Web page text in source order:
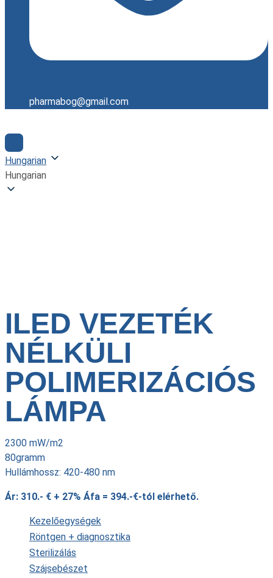
pharmabog@gmail.com
Hungarian
Hungarian
ILED VEZETÉK
NÉLKÜLI
POLIMERIZÁCIÓS
LÁMPA
2300 mW/m2
80gramm
Hullámhossz: 420-480 nm
Ár: 310.- € + 27% Áfa = 394.-€-tól elérhető.
Kezelőegységek
Röntgen + diagnosztika
Sterilizálás
Szájsebészet